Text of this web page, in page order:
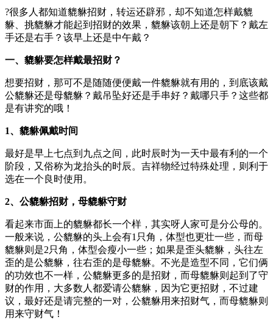
大
镇
宅
之
?很多人都知道貔貅招财，转运还辟邪，却不知道怎样戴貔
貅、挑貔貅才能起到招财的效果，貔貅该朝上还是朝下？戴左
手还是右手？该早上还是中午戴？
一、貔貅要怎样戴最招财？
想要招财，那可不是随随便便戴一件貔貅就有用的，到底该戴
公貔貅还是母貔貅？戴吊坠好还是手串好？戴哪只手？这些都
是有讲究的哦！
1、貔貅佩戴时间
最好是早上七点到九点之间，此时辰时为一天中最有利的一个
阶段，又俗称为龙抬头的时辰。吉祥物经过特殊处理，则利于
选在一个良时使用。
2、公貔貅招财，母貔貅守财
看起来市面上的貔貅都长一个样，其实呀人家可是分公母的。
一般来说，公貔貅的头上会有1只角，体型也更壮一些，而母
貔貅则是2只角，体型会瘦小一些；如果是歪头貔貅，头往左
歪的是公貔貅，往右歪的是母貔貅。不光是造型不同，它们俩
的功效也不一样，公貔貅更多的是招财，而母貔貅则起到了守
财的作用，大多数人都爱请公貔貅，因为它更招财，不过建
议，最好还是请完整的一对，公貔貅用来招财气，而母貔貅则
用来守财气！